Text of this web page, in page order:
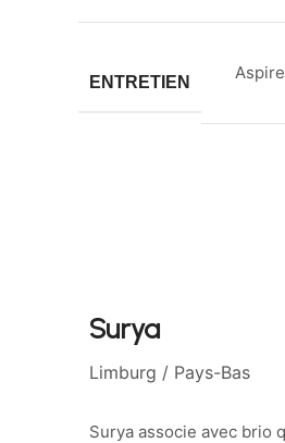
ENTRETIEN
Surya
Limburg / Pays-Bas
Surya associe avec brio